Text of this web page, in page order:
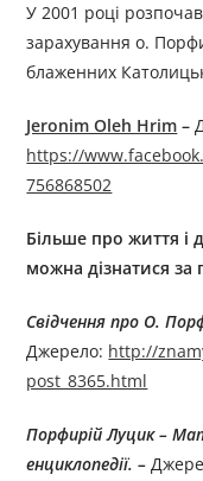
У 2001 році
зарахування о.
блаженних
Jeronim Oleh Hrim –
https://
756868502
Більше про життя і
можна дізнатися
Свідчення про О.
Джерелo: http://
post_8365.html
Порфирій Луцик –
енциклопедії. –